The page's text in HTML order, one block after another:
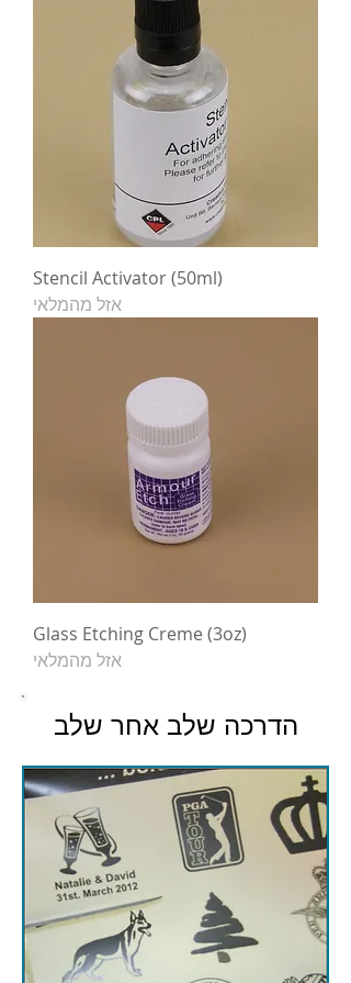
Stencil Activator (50ml)
אזל מהמלאי
Glass Etching Creme (3oz)
אזל מהמלאי
הדרכה שלב אחר שלב